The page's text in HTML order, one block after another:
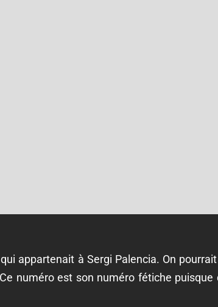
appartenait à Sergi Palencia. On
numéro est son numéro fétiche